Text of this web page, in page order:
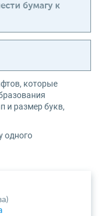
бумагу к
которые
и размер букв,
одного